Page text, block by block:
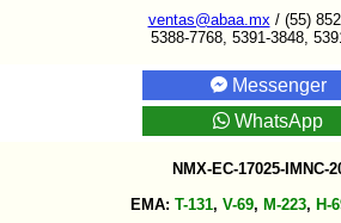
ventas@abaa.mx / (55)
5388-7768, 5391-3848,
Messenger
WhatsApp
NMX-EC-17025-IMNC-
EMA: T-131, V-69, M-223, H-